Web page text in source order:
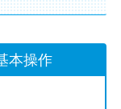
本操作